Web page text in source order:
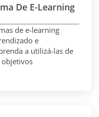
De E-Learning
de e-learning
e
a utilizá-las de
objetivos